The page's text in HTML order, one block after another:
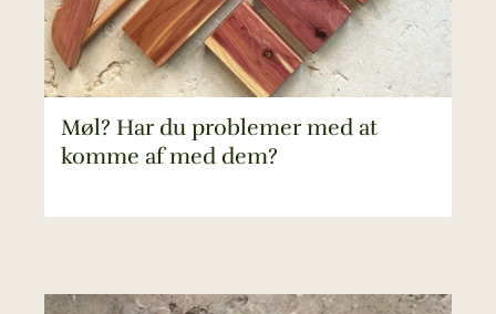
Møl? Har du problemer med at
komme af med dem?